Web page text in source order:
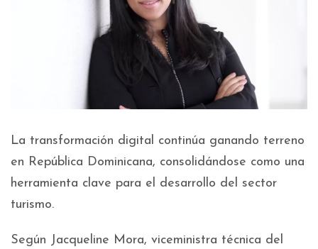
La transformación digital continúa ganando terreno
en República Dominicana, consolidándose como una
herramienta clave para el desarrollo del sector
turismo.
Según Jacqueline Mora, viceministra técnica del